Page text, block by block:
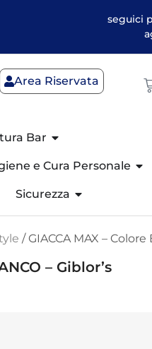
seguici
Area Riservata
Bar
e Cura Personale
Sicurezza
/ GIACCA MAX – Colore
– Giblor’s